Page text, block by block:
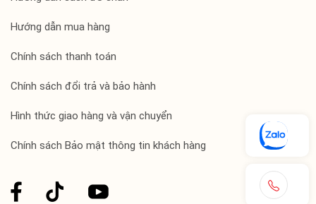
Hướng dẫn mua hàng
Chính sách thanh toán
Chính sách đổi trả và bảo hành
Hình thức giao hàng và vận chuyển
Chính sách Bảo mật thông tin khách hàng